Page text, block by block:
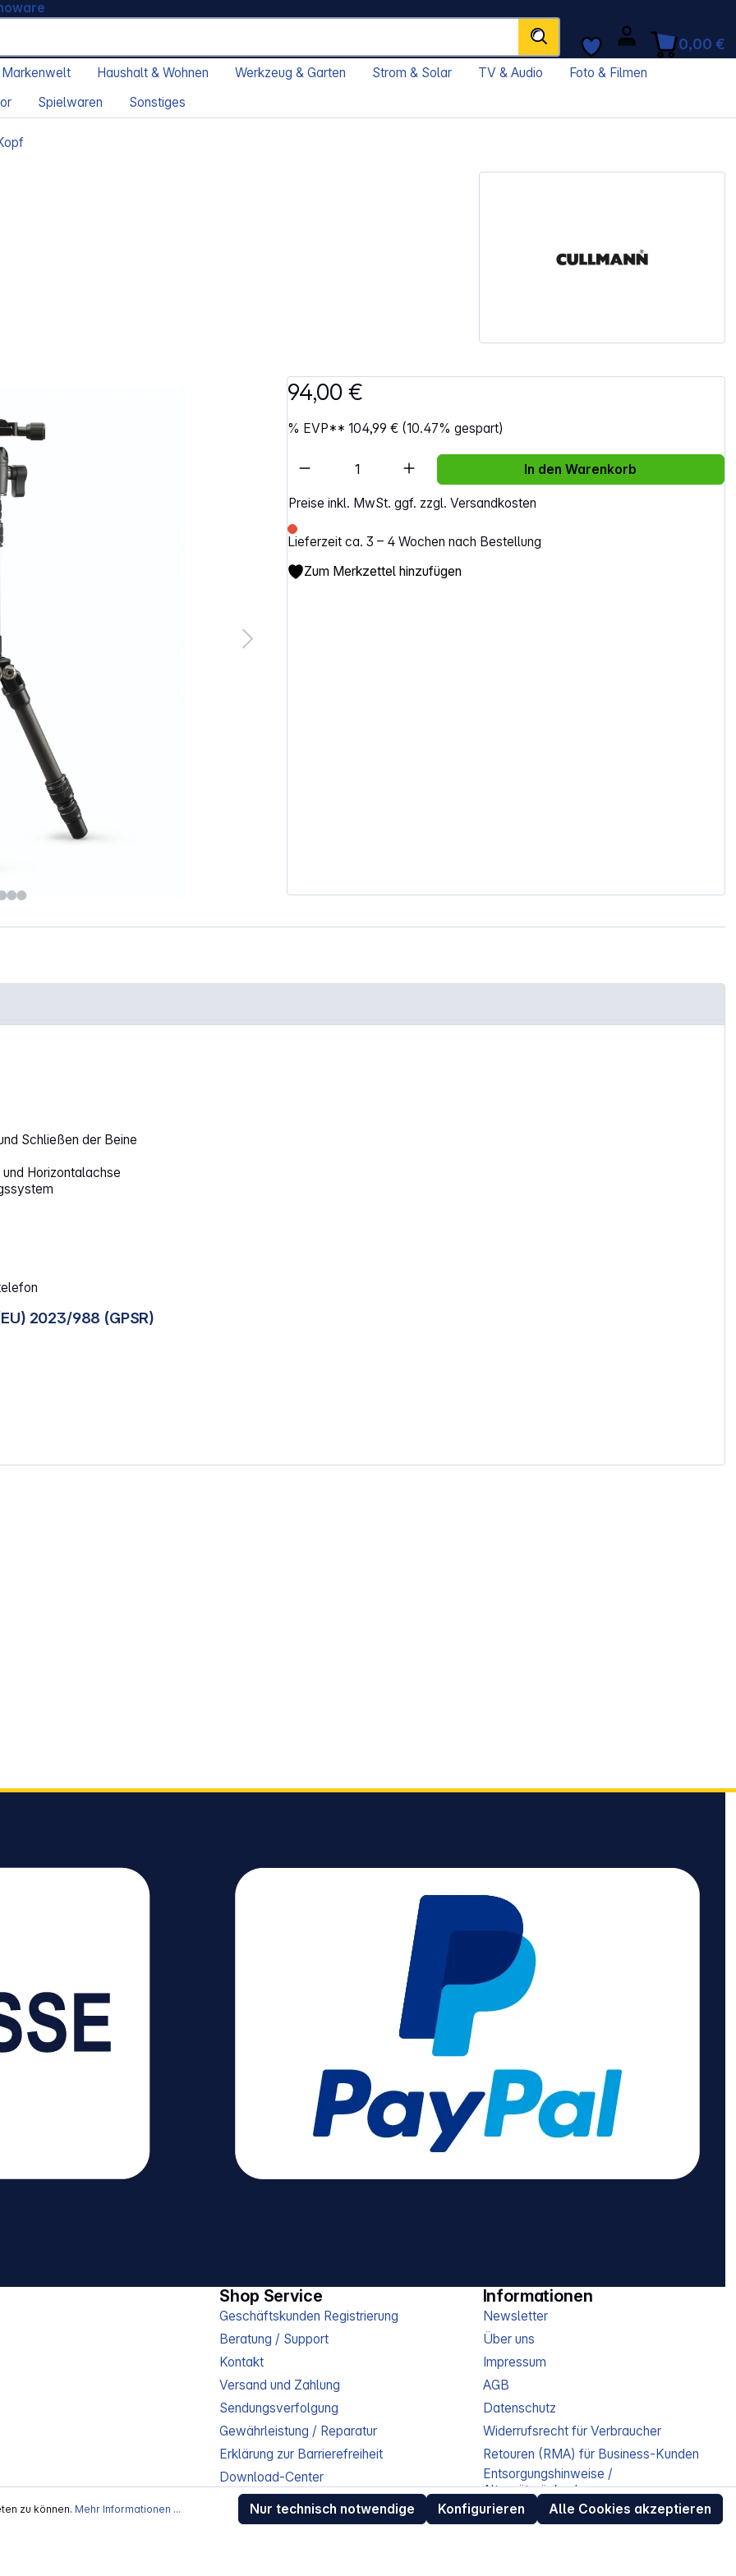
0,00 €
Haushalt & Wohnen Werkzeug & Garten Strom & Solar TV & Audio
Foto & Filmen
Spielwaren Sonstiges
94,00 €
% EVP**104,99 € (10.47% gespart)
Preise inkl. MwSt. ggf. zzgl. Versandkosten
Lieferzeit ca. 3 – 4 Wochen nach Bestellung
Artikel Anzahl: Gib den gewünschten Wert ein
In den Warenkorb
Zum Merkzettel hinzufügen
Schließen der Beine
Horizontalachse
2023/988 (GPSR)
Shop Service
Geschäftskunden Registrierung
Beratung / Support
Kontakt
Versand und Zahlung
Sendungsverfolgung
Gewährleistung / Reparatur
Erklärung zur Barrierefreiheit
Download-Center
Jobs
Informationen
Newsletter
Über uns
Impressum
AGB
Datenschutz
Widerrufsrecht für Verbraucher
Retouren (RMA) für Business-Kunden
Entsorgungshinweise /
Altgeräterücknahme
Kundeninformation / Bestellablauf
zu können. Mehr Informationen ... Nur technisch notwendige Konfigurieren Alle Cookies akzeptieren